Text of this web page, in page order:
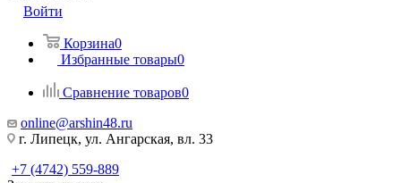
Войти
Корзина0
Избранные товары0
Сравнение товаров0
online@arshin48.ru
г. Липецк, ул. Ангарская, вл. 33
+7 (4742) 559-889